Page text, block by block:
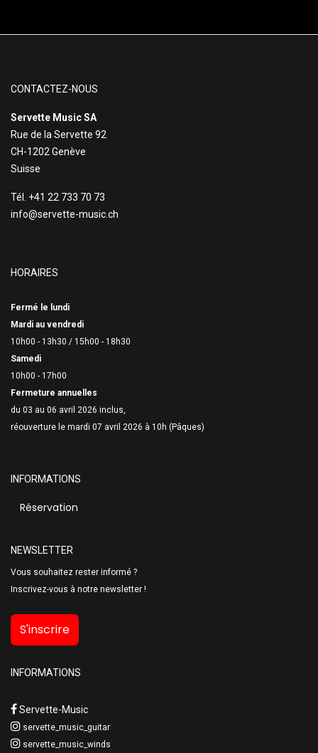
CONTACTEZ-NOUS
Servette Music SA
Rue de la Servette 92
CH-1202 Genève
Suisse
Tél. +41 22 733 70 73
info@servette-music.ch
HORAIRES
Fermé le lundi
Mardi au vendredi
10h00 - 13h30 / 15h00 - 18h30
Samedi
10h00 - 17h00
Fermeture annuelles
du 03 au 06 avril 2026 inclus,
réouverture le mardi 07 avril 2026 à 10h (Pâques)
INFORMATIONS
Réservation
NEWSLETTER
Vous souhaitez rester informé ?
Inscrivez-vous à notre newsletter !
S'inscrire
INFORMATIONS
Servette-Music
servette_music_guitar
servette_music_winds